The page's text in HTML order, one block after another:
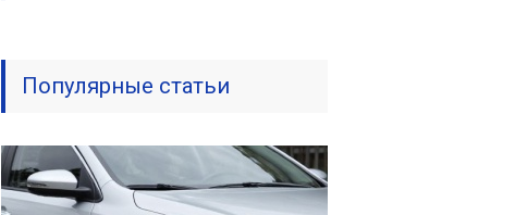
Популярные статьи